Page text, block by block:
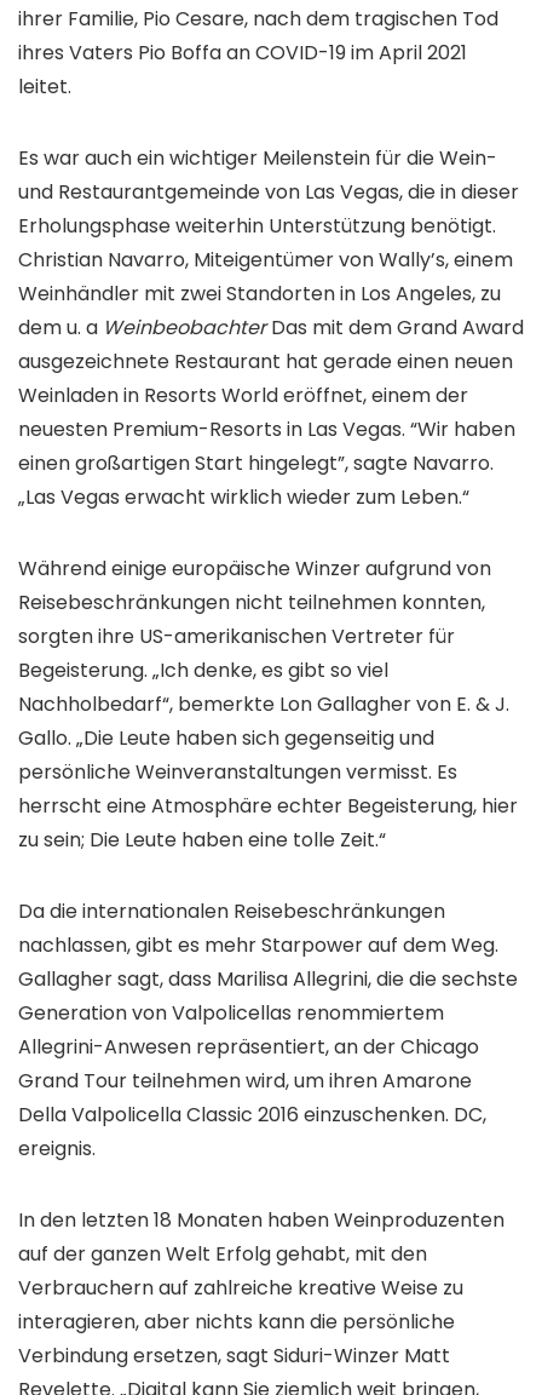
ihrer Familie, Pio Cesare, nach dem tragischen Tod
ihres Vaters Pio Boffa an COVID-19 im April 2021
leitet.
Es war auch ein wichtiger Meilenstein für die Wein-
und Restaurantgemeinde von Las Vegas, die in dieser
Erholungsphase weiterhin Unterstützung benötigt.
Christian Navarro, Miteigentümer von Wally’s, einem
Weinhändler mit zwei Standorten in Los Angeles, zu
dem u. a WeinbeobachterDas mit dem Grand Award
ausgezeichnete Restaurant hat gerade einen neuen
Weinladen in Resorts World eröffnet, einem der
neuesten Premium-Resorts in Las Vegas. “Wir haben
einen großartigen Start hingelegt”, sagte Navarro.
„Las Vegas erwacht wirklich wieder zum Leben.“
Während einige europäische Winzer aufgrund von
Reisebeschränkungen nicht teilnehmen konnten,
sorgten ihre US-amerikanischen Vertreter für
Begeisterung. „Ich denke, es gibt so viel
Nachholbedarf“, bemerkte Lon Gallagher von E. & J.
Gallo. „Die Leute haben sich gegenseitig und
persönliche Weinveranstaltungen vermisst. Es
herrscht eine Atmosphäre echter Begeisterung, hier
zu sein; Die Leute haben eine tolle Zeit.“
Da die internationalen Reisebeschränkungen
nachlassen, gibt es mehr Starpower auf dem Weg.
Gallagher sagt, dass Marilisa Allegrini, die die sechste
Generation von Valpolicellas renommiertem
Allegrini-Anwesen repräsentiert, an der Chicago
Grand Tour teilnehmen wird, um ihren Amarone
Della Valpolicella Classic 2016 einzuschenken. DC,
ereignis.
In den letzten 18 Monaten haben Weinproduzenten
auf der ganzen Welt Erfolg gehabt, mit den
Verbrauchern auf zahlreiche kreative Weise zu
interagieren, aber nichts kann die persönliche
Verbindung ersetzen, sagt Siduri-Winzer Matt
Revelette. „Digital kann Sie ziemlich weit bringen,